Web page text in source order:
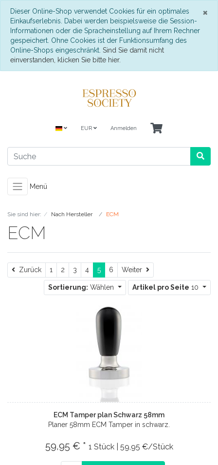
×
Dieser Online-Shop verwendet Cookies für ein optimales
Einkaufserlebnis. Dabei werden beispielsweise die Session-
Informationen oder die Spracheinstellung auf Ihrem Rechner
gespeichert. Ohne Cookies ist der Funktionsumfang des
Online-Shops eingeschränkt. Sind Sie damit nicht
einverstanden, klicken Sie bitte hier.
EUR Anmelden
Menü
Sie sind hier: Nach Hersteller ECM
ECM
ZurückZurück
1 2 3 4 5 6 Weiter Weiter
Sortierung: Wählen Artikel pro Seite 10
ECM Tamper plan Schwarz 58mm
Planer 58mm ECM Tamper in schwarz.
59,95 € * 1 Stück | 59,95 €/Stück